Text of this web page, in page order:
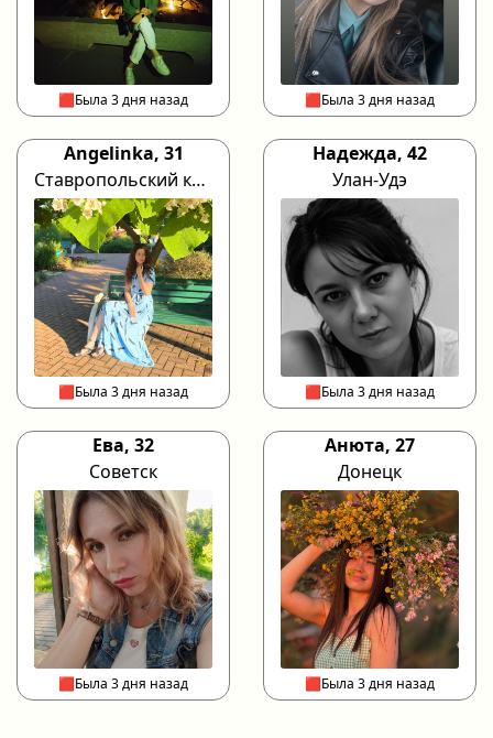
🟥Была 3 дня назад 🟥Была 3 дня назад
Angelinka, 31
Ставропольский край
🟥Была 3 дня назад
Надежда, 42
Улан-Удэ
🟥Была 3 дня назад
Ева, 32
Советск
🟥Была 3 дня назад
Анюта, 27
Донецк
🟥Была 3 дня назад